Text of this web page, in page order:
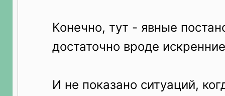
Конечно, тут - явные
достаточно вроде
И не показано ситуаций,